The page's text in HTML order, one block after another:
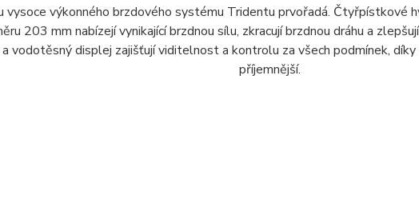
vysoce výkonného brzdového systému Tridentu prvořadá. Čtyřpístkové
203 mm nabízejí vynikající brzdnou sílu, zkracují brzdnou dráhu a
vodotěsný displej zajišťují viditelnost a kontrolu za všech podmínek, díky
příjemnější.